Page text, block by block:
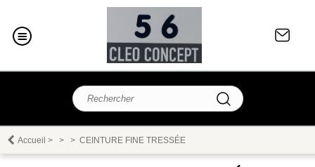
Accueil > > > CEINTURE FINE TRESSÉE